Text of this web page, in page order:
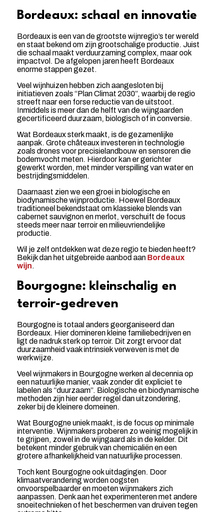
Bordeaux: schaal en innovatie
Bordeaux is een van de grootste wijnregio’s ter wereld
en staat bekend om zijn grootschalige productie. Juist
die schaal maakt verduurzaming complex, maar ook
impactvol. De afgelopen jaren heeft Bordeaux
enorme stappen gezet.
Veel wijnhuizen hebben zich aangesloten bij
initiatieven zoals “Plan Climat 2030”, waarbij de regio
streeft naar een forse reductie van de uitstoot.
Inmiddels is meer dan de helft van de wijngaarden
gecertificeerd duurzaam, biologisch of in conversie.
Wat Bordeaux sterk maakt, is de gezamenlijke
aanpak. Grote châteaux investeren in technologie
zoals drones voor precisielandbouw en sensoren die
bodemvocht meten. Hierdoor kan er gerichter
gewerkt worden, met minder verspilling van water en
bestrijdingsmiddelen.
Daarnaast zien we een groei in biologische en
biodynamische wijnproductie. Hoewel Bordeaux
traditioneel bekendstaat om klassieke blends van
cabernet sauvignon en merlot, verschuift de focus
steeds meer naar terroir en milieuvriendelijke
productie.
Wil je zelf ontdekken wat deze regio te bieden heeft?
Bekijk dan het uitgebreide aanbod aan Bordeaux
wijn.
Bourgogne: kleinschalig en
terroir-gedreven
Bourgogne is totaal anders georganiseerd dan
Bordeaux. Hier domineren kleine familiebedrijven en
ligt de nadruk sterk op terroir. Dit zorgt ervoor dat
duurzaamheid vaak intrinsiek verweven is met de
werkwijze.
Veel wijnmakers in Bourgogne werken al decennia op
een natuurlijke manier, vaak zonder dit expliciet te
labelen als “duurzaam”. Biologische en biodynamische
methoden zijn hier eerder regel dan uitzondering,
zeker bij de kleinere domeinen.
Wat Bourgogne uniek maakt, is de focus op minimale
interventie. Wijnmakers proberen zo weinig mogelijk in
te grijpen, zowel in de wijngaard als in de kelder. Dit
betekent minder gebruik van chemicaliën en een
grotere afhankelijkheid van natuurlijke processen.
Toch kent Bourgogne ook uitdagingen. Door
klimaatverandering worden oogsten
onvoorspelbaarder en moeten wijnmakers zich
aanpassen. Denk aan het experimenteren met andere
snoeitechnieken of het beschermen van druiven tegen